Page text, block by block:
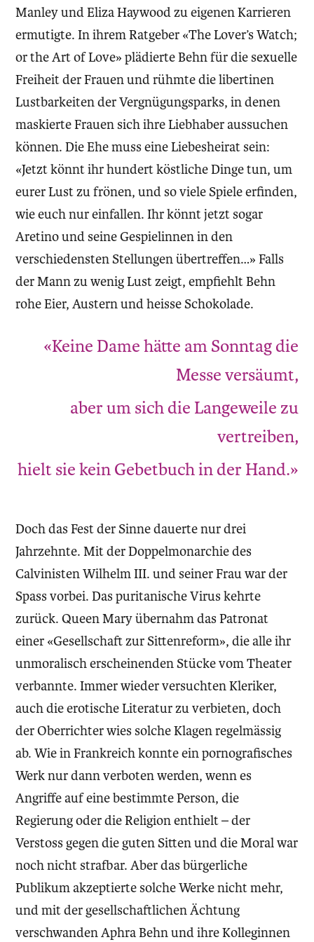
Manley und Eliza Haywood zu eigenen Karrieren
ermutigte. In ihrem Ratgeber «The Lover’s Watch;
or the Art of Love» plädierte Behn für die sexuelle
Freiheit der Frauen und rühmte die libertinen
Lustbarkeiten der Vergnügungsparks, in denen
maskierte Frauen sich ihre Liebhaber aussuchen
können. Die Ehe muss eine Liebesheirat sein:
«Jetzt könnt ihr hundert köstliche Dinge tun, um
eurer Lust zu frönen, und so viele Spiele erfinden,
wie euch nur einfallen. Ihr könnt jetzt sogar
Aretino und seine Gespielinnen in den
verschiedensten Stellungen übertreffen…» Falls
der Mann zu wenig Lust zeigt, empfiehlt Behn
rohe Eier, Austern und heisse Schokolade.
«Keine Dame hätte am Sonntag die
Messe versäumt,
aber um sich die Langeweile zu
vertreiben,
hielt sie kein Gebetbuch in der Hand.»
Doch das Fest der Sinne dauerte nur drei
Jahrzehnte. Mit der Doppelmonarchie des
Calvinisten Wilhelm III. und seiner Frau war der
Spass vorbei. Das puritanische Virus kehrte
zurück. Queen Mary übernahm das Patronat
einer «Gesellschaft zur Sittenreform», die alle ihr
unmoralisch erscheinenden Stücke vom Theater
verbannte. Immer wieder versuchten Kleriker,
auch die erotische Literatur zu verbieten, doch
der Oberrichter wies solche Klagen regelmässig
ab. Wie in Frankreich konnte ein pornografisches
Werk nur dann verboten werden, wenn es
Angriffe auf eine bestimmte Person, die
Regierung oder die Religion enthielt – der
Verstoss gegen die guten Sitten und die Moral war
noch nicht strafbar. Aber das bürgerliche
Publikum akzeptierte solche Werke nicht mehr,
und mit der gesellschaftlichen Ächtung
verschwanden Aphra Behn und ihre Kolleginnen